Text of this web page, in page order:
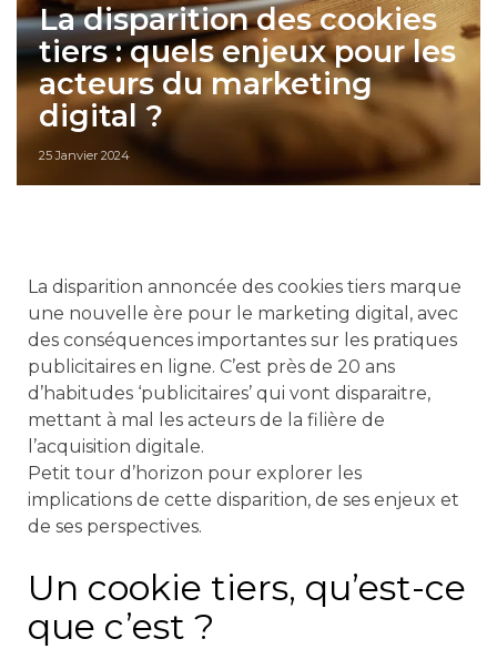
La disparition des cookies
tiers : quels enjeux pour les
acteurs du marketing
digital ?
25 Janvier 2024
La disparition annoncée des cookies tiers marque
une nouvelle ère pour le marketing digital, avec
des conséquences importantes sur les pratiques
publicitaires en ligne. C’est près de 20 ans
d’habitudes ‘publicitaires’ qui vont disparaitre,
mettant à mal les acteurs de la filière de
l’acquisition digitale.
Petit tour d’horizon pour explorer les
implications de cette disparition, de ses enjeux et
de ses perspectives.
Un cookie tiers, qu’est-ce
que c’est ?